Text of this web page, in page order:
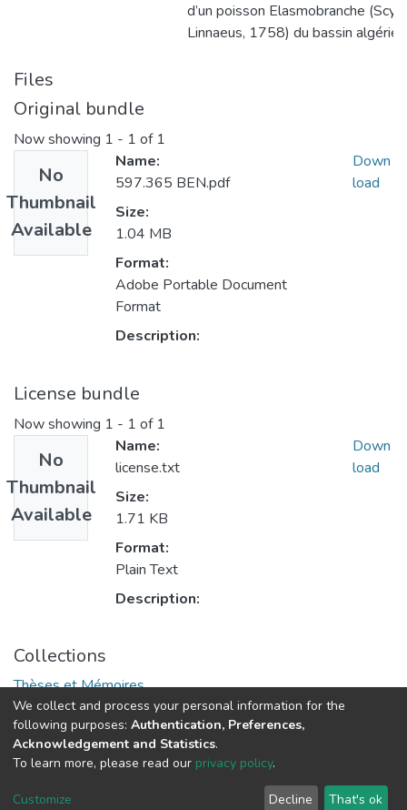
d’un poisson Elasmobranche
Linnaeus, 1758) du bassin algérien
Files
Original bundle
Now showing 1 - 1 of 1
No
Thumbnail
Available
Name:
597.365 BEN.pdf
Size:
1.04 MB
Format:
Adobe Portable Document
Format
Description:
Down
load
License bundle
Now showing 1 - 1 of 1
No
Thumbnail
Available
Name:
license.txt
Size:
1.71 KB
Format:
Plain Text
Description:
Down
load
Collections
Thèses et Mémoires
© 2025 ENSSMAL – Tous droits réservés.
Dépôt numérique :
dspace@enssmal.edu.dz
We collect and process your personal information for the
following purposes: Authentication, Preferences,
Acknowledgement and Statistics.
To learn more, please read our privacy policy.
Customize Decline That's ok